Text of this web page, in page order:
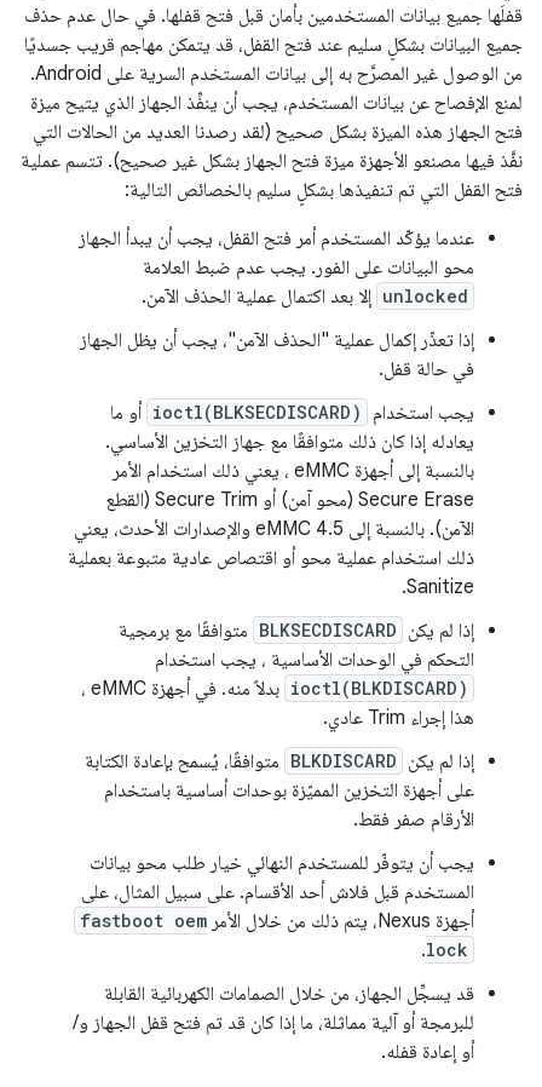
قفلَها جميع بيانات المستخدمين بأمان قبل فتح قفلها. في حال عدم حذف
جميع البيانات بشكلٍ سليم عند فتح القفل، قد يتمكن مهاجم قريب جسديًا
من الوصول غير المصرَّح به إلى بيانات المستخدم السرية على Android.
لمنع الإفصاح عن بيانات المستخدم، يجب أن ينفِّذ الجهاز الذي يتيح ميزة
فتح الجهاز هذه الميزة بشكل صحيح (لقد رصدنا العديد من الحالات التي
نفَّذ فيها مصنعو الأجهزة ميزة فتح الجهاز بشكل غير صحيح). تتسم عملية
فتح القفل التي تم تنفيذها بشكلٍ سليم بالخصائص التالية:
عندما يؤكّد المستخدم أمر فتح القفل، يجب أن يبدأ الجهاز
محو البيانات على الفور. يجب عدم ضبط العلامة
unlocked إلا بعد اكتمال عملية الحذف الآمن.
إذا تعذّر إكمال عملية "الحذف الآمن"، يجب أن يظل الجهاز
في حالة قفل.
يجب استخدام
ioctl(BLKSECDISCARD) أو ما
يعادله إذا كان ذلك متوافقًا مع جهاز التخزين الأساسي.
بالنسبة إلى أجهزة eMMC ، يعني ذلك استخدام الأمر
Secure Erase (محو آمن) أو Secure Trim (القطع
الآمن). بالنسبة إلى eMMC 4.5 والإصدارات الأحدث، يعني
ذلك استخدام عملية محو أو اقتصاص عادية متبوعة بعملية
Sanitize.
إذا لم يكن BLKSECDISCARD متوافقًا مع برمجية
التحكم في الوحدات الأساسية ، يجب استخدام
ioctl(BLKDISCARD)
بدلاً منه. في أجهزة eMMC ،
هذا إجراء Trim عادي.
إذا لم يكن BLKDISCARD متوافقًا، يُسمح بإعادة الكتابة
على أجهزة التخزين المميّزة بوحدات أساسية باستخدام
الأرقام صفر فقط.
يجب أن يتوفّر للمستخدم النهائي خيار طلب محو بيانات
المستخدم قبل فلاش أحد الأقسام. على سبيل المثال، على
أجهزة Nexus، يتم ذلك من خلال الأمر
fastboot oem
lock
.
قد يسجِّل الجهاز، من خلال الصمامات الكهربائية القابلة
للبرمجة أو آلية مماثلة، ما إذا كان قد تم فتح قفل الجهاز و/
أو إعادة قفله.